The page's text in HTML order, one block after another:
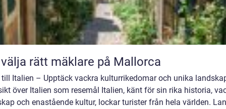
rätt mäklare på Mallorca
till Italien – Upptäck vackra kulturrikedomar och unika
över Italien som resemål Italien, känt för sin rika historia,
och enastående kultur, lockar turister från hela världen.